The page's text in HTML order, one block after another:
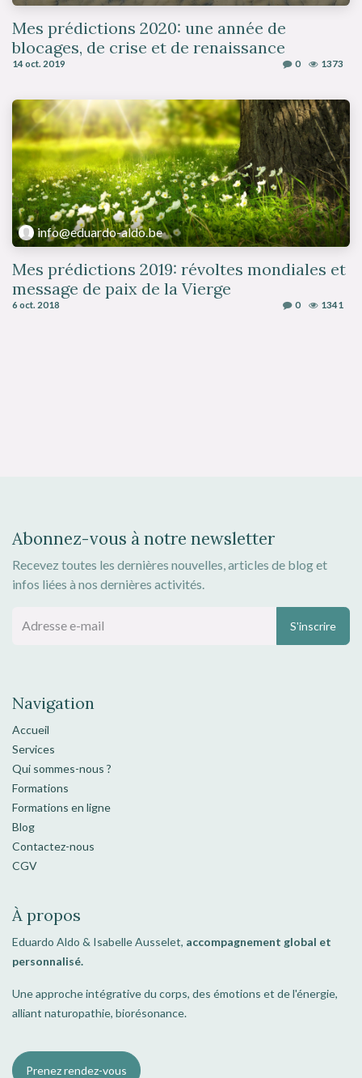
Mes prédictions 2020: une année de
blocages, de crise et de renaissance
14 oct. 2019 0 1373
info@eduardo-aldo.be
Mes prédictions 2019: révoltes mondiales et
message de paix de la Vierge
6 oct. 2018 0 1341
Abonnez-vous à notre newsletter
Recevez toutes les dernières nouvelles, articles de blog et
infos liées à nos dernières activités.
S'inscrire
Navigation
Accueil
Services
Qui sommes-nous ?
Formations
Formations en ligne
Blog
Contactez-nous
CGV
À propos
Eduardo Aldo & Isabelle Ausselet, accompagnement global et
personnalisé.
Une approche intégrative du corps, des émotions et de l'énergie,
alliant naturopathie, biorésonance.
Prenez rendez-vous